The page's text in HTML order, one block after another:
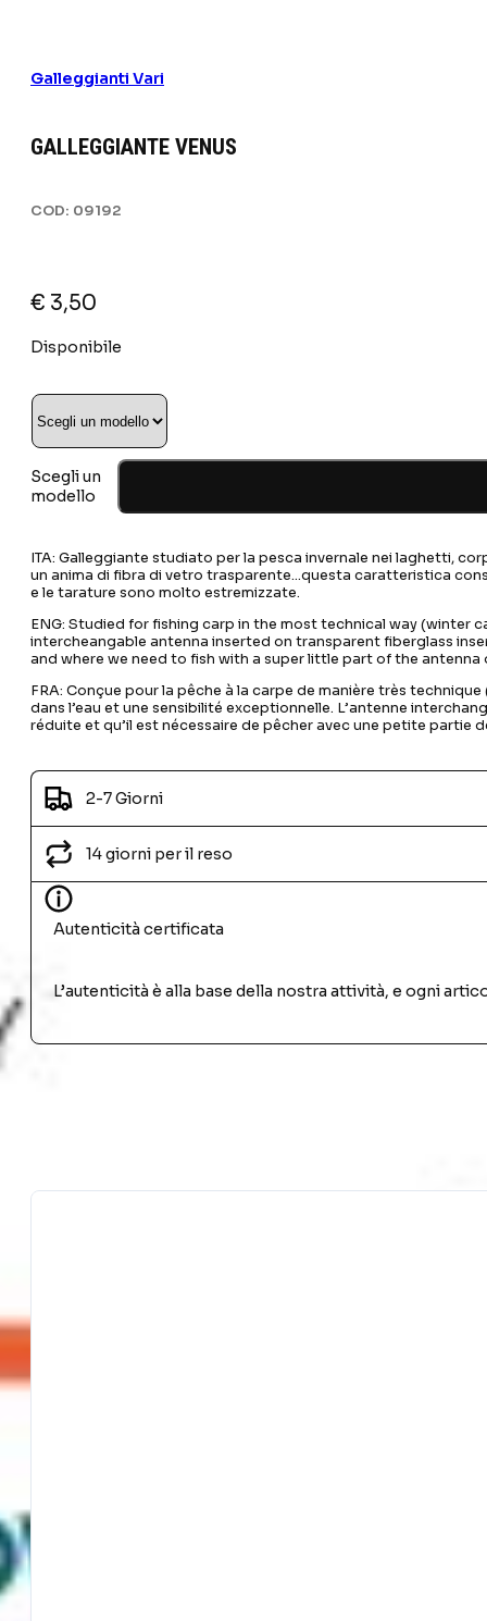
Galleggianti Vari
GALLEGGIANTE VENUS
COD: 09192
€ 3,50
Disponibile
Scegli un
modello
ITA: Galleggiante studiato per la pesca invernale nei laghetti,
un anima di fibra di vetro trasparente…questa caratteristica
e le tarature sono molto estremizzate.
ENG: Studied for fishing carp in the most technical way (winter
intercheangable antenna inserted on transparent fiberglass
and where we need to fish with a super little part of the antenna
FRA: Conçue pour la pêche à la carpe de manière très
dans l’eau et une sensibilité exceptionnelle. L’antenne
réduite et qu’il est nécessaire de pêcher avec une petite partie
2-7 Giorni
14 giorni per il reso
Autenticità certificata
L’autenticità è alla base della nostra attività, e ogni